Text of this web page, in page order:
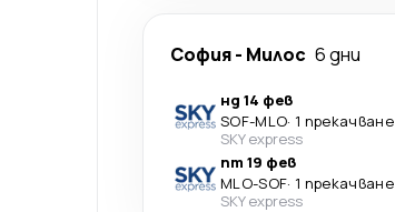
София- Милос 6 дни
нд 14 фев
SOF-MLO· 1 прекачване
SKY express
пт 19 фев
MLO-SOF· 1 прекачване
SKY express